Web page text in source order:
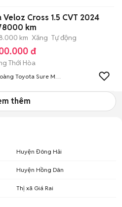
Cross 1.5 CVT 2024
km
km Xăng Tự động
đ
Thới Hòa
Toyota Sure Mỹ
thêm
Huyện Đông Hải
Huyện Hồng Dân
Thị xã Giá Rai